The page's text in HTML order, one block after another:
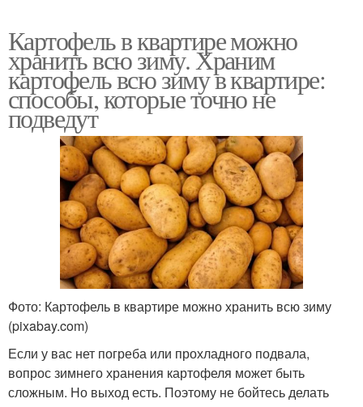
Картофель в квартире можно
хранить всю зиму. Храним
картофель всю зиму в квартире:
способы, которые точно не
подведут
Фото: Картофель в квартире можно хранить всю зиму
(pixabay.com)
Если у вас нет погреба или прохладного подвала,
вопрос зимнего хранения картофеля может быть
сложным. Но выход есть. Поэтому не бойтесь делать